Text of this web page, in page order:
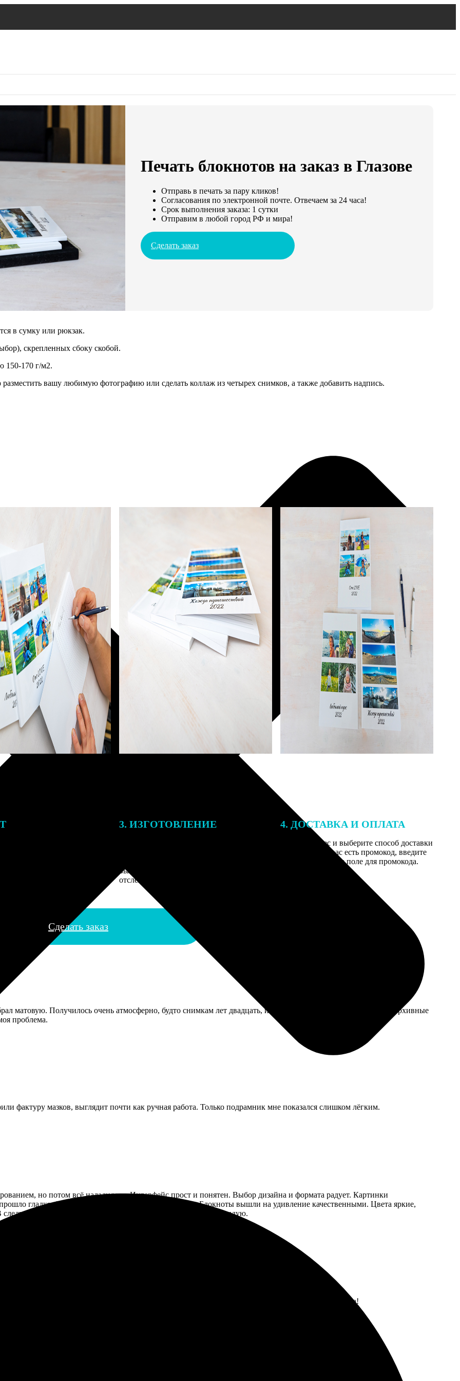
Печать блокнотов на заказ в Глазове
Отправь в печать за пару кликов!
Согласования по электронной почте. Отвечаем за 24 часа!
Срок выполнения заказа: 1 сутки
Отправим в любой город РФ и мира!
Сделать заказ
в сумку или рюкзак.
скрепленных сбоку скобой.
150-170 г/м2.
вашу любимую фотографию или сделать коллаж из четырех снимков, а также добавить надпись.
3. ИЗГОТОВЛЕНИЕ
вы получите письмо с трек-номером для
отслеживания.
4. ДОСТАВКА И ОПЛАТА
Введите адрес и выберите способ доставки
заказа. Если у вас есть промокод, введите
его в специальное поле для промокода.
Сделать заказ
матовую. Получилось очень атмосферно, будто снимкам лет двадцать, именно такой эффект и хотел. Жаль, архивные
проблема.
фактуру мазков, выглядит почти как ручная работа. Только подрамник мне показался слишком лёгким.
но потом всё наладилось. Интерфейс прост и понятен. Выбор дизайна и формата радует. Картинки
гладко. Доставили в срок, это приятно удивило. Блокноты вышли на удивление качественными. Цвета яркие,
раз обязательно вернусь за новыми идеями. Рекомендую.
Заявку легко оформлять, все этапы понятны. Получила яркие блокноты, точно так, как хотела!